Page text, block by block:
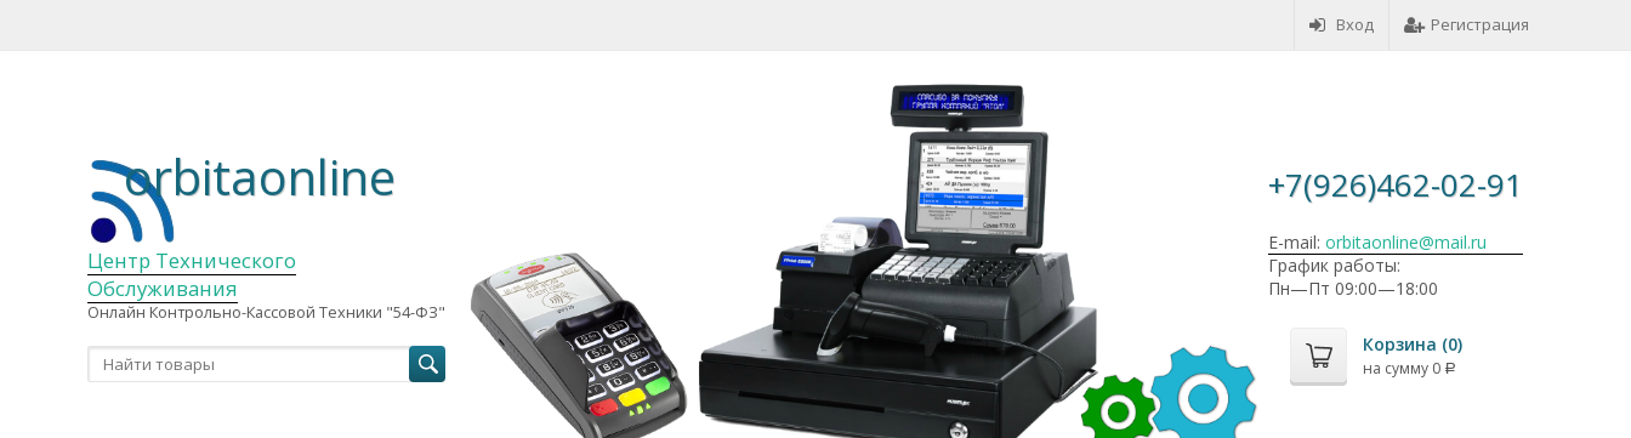
Вход Регистрация
Центр Технического
Обслуживания
Онлайн Контрольно-Кассовой Техники "54-ФЗ"
orbitaonline +7(926)462-02-91
E-mail: orbitaonline@mail.ru
График работы:
Пн—Пт 09:00—18:00
Корзина (0)
на сумму 0 Р